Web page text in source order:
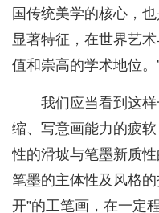
国传统美学的核心，
显著特征，在世界艺
值和崇高的学术地位。
我们应当看到这
缩、写意画能力的疲
性的滑坡与笔墨新质
笔墨的主体性及风格
开”的工笔画，在一定